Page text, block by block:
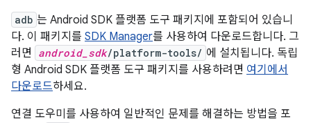
adb 는 Android SDK 플랫폼 도구 패키지에 포함되어 있습니
다. 이 패키지를 SDK Manager를 사용하여 다운로드합니다. 그
러면
android_sdk/platform-tools/ 에 설치됩니다. 독립
형 Android SDK 플랫폼 도구 패키지를 사용하려면 여기에서
다운로드하세요.
연결 도우미를 사용하여 일반적인 문제를 해결하는 방법을 포